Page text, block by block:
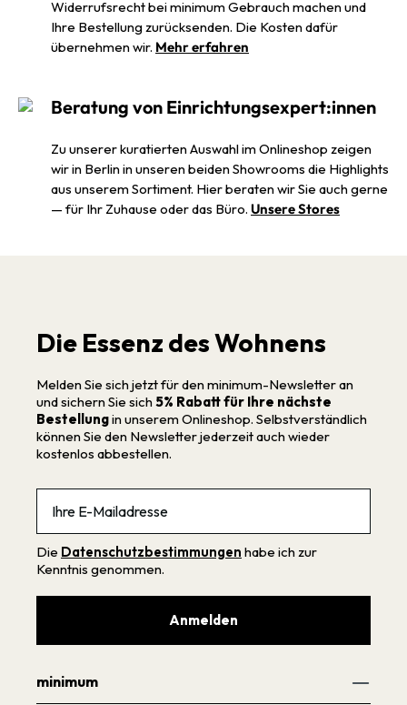
Widerrufsrecht bei minimum Gebrauch machen und
Ihre Bestellung zurücksenden. Die Kosten dafür
übernehmen wir. Mehr erfahren
Beratung von Einrichtungsexpert:innen
Zu unserer kuratierten Auswahl im Onlineshop zeigen
wir in Berlin in unseren beiden Showrooms die Highlights
aus unserem Sortiment. Hier beraten wir Sie auch gerne
— für Ihr Zuhause oder das Büro. Unsere Stores
Die Essenz des Wohnens
Melden Sie sich jetzt für den minimum-Newsletter an
und sichern Sie sich 5% Rabatt für Ihre nächste
Bestellungin unserem Onlineshop. Selbstverständlich
können Sie den Newsletter jederzeit auch wieder
kostenlos abbestellen.
Die Datenschutzbestimmungen habe ich zur
Kenntnis genommen.
Anmelden
minimum